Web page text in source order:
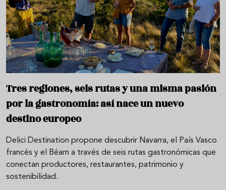
Tres regiones, seis rutas y una misma pasión
por la gastronomía: así nace un nuevo
destino europeo
Delici Destination propone descubrir Navarra, el País Vasco
francés y el Béarn a través de seis rutas gastronómicas que
conectan productores, restaurantes, patrimonio y
sostenibilidad.